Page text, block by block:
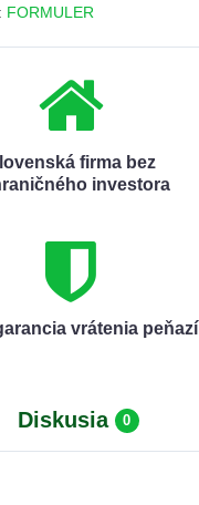
FORMULER
firma bez
investora
vrátenia peňazí
Diskusia 0